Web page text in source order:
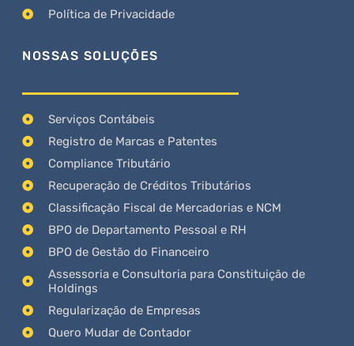
Política de Privacidade
NOSSAS SOLUÇÕES
Serviços Contábeis
Registro de Marcas e Patentes
Compliance Tributário
Recuperação de Créditos Tributários
Classificação Fiscal de Mercadorias e NCM
BPO de Departamento Pessoal e RH
BPO de Gestão do Financeiro
Assessoria e Consultoria para Constituição de
Holdings
Regularização de Empresas
Quero Mudar de Contador